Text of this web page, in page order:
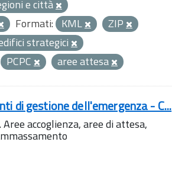
e città
Formati: KML
ZIP
strategici
PCPC aree attesa
di gestione dell'emergenza - C...
accoglienza, aree di attesa,